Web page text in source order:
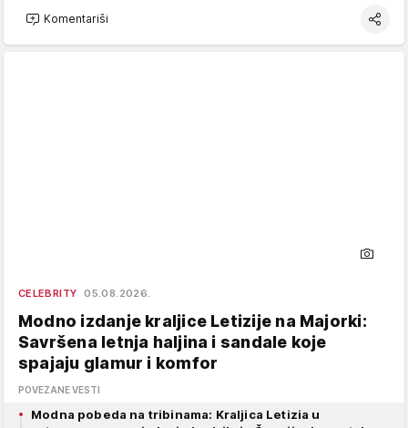
Komentariši
CELEBRITY 05.08.2026.
Modno izdanje kraljice Letizije na Majorki:
Savršena letnja haljina i sandale koje
spajaju glamur i komfor
POVEZANE VESTI
Modna pobeda na tribinama: Kraljica Letizia u